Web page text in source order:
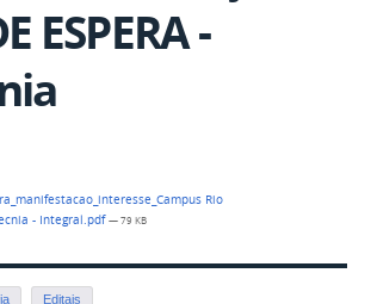
ESPERA -
Rio
- Integral.pdf— 79 KB
Editais